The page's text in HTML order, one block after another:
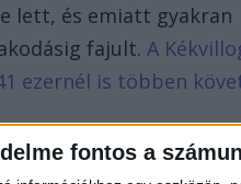
fontos a
lett, és emiatt gyakran
fajult.A
ezernél is többen